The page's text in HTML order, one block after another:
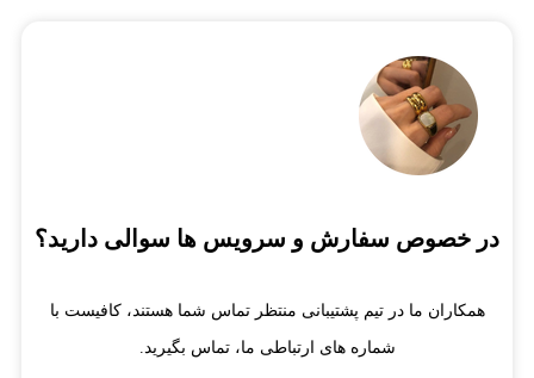
در خصوص سفارش و سرویس ها سوالی دارید؟
همکاران ما در تیم پشتیبانی منتظر تماس شما هستند، کافیست با
شماره های ارتباطی ما، تماس بگیرید.